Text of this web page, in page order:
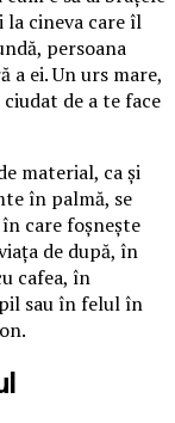
la cineva care îl
persoana
a ei. Un urs mare,
de a te face
material, ca și
în palmă, se
care foșnește
de după, în
cafea, în
sau în felul în